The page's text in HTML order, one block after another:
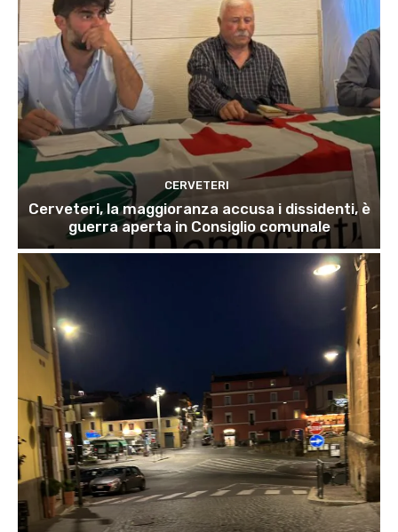
CERVETERI
Cerveteri, la maggioranza accusa i dissidenti, è
guerra aperta in Consiglio comunale